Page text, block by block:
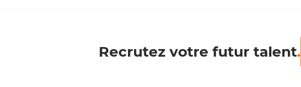
Recrutez votre futur talent.